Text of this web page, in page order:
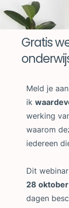
Gratis
Meld je
ik
werking
waarom
iedereen
Dit
28
dagen